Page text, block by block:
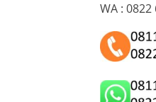
WA : 0822